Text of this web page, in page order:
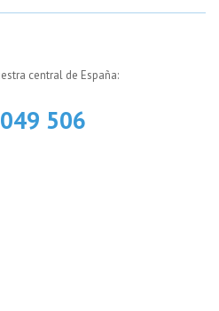
central de España:
506